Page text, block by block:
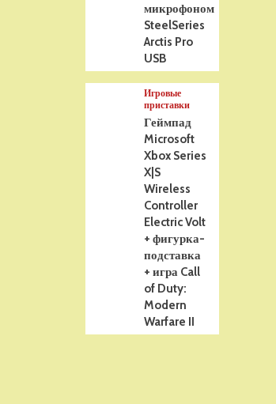
микрофоном
SteelSeries
Arctis Pro
USB
Игровые
приставки
Геймпад
Microsoft
Xbox Series
X|S
Wireless
Controller
Electric Volt
+ фигурка-
подставка
+ игра Call
of Duty:
Modern
Warfare II